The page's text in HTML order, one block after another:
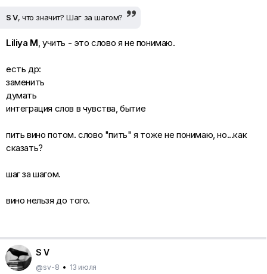
S V, что значит? Шаг за шагом?
Liliya M , учить - это слово я не понимаю.
есть др:
заменить
думать
интеграция слов в чувства, бытие
пить вино потом. слово "пить" я тоже не понимаю, но...как
сказать?
шаг за шагом.
вино нельзя до того.
S V
@sv-8 • 13 июля